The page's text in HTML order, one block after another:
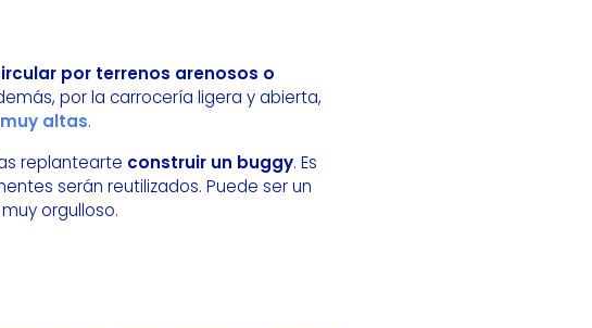
por terrenos arenosos o
por la carrocería ligera y abierta,
altas.
replantearte construir un buggy. Es
serán reutilizados. Puede ser un
orgulloso.